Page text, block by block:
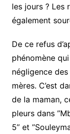
les jours ? Les
également
De ce refus
phénomène
négligence
mères. C’est
de la maman,
pleurs dans
5’’ et